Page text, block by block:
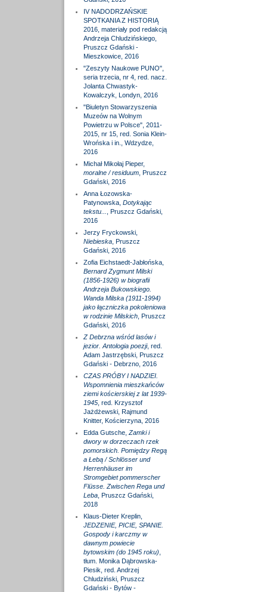
IV NADODRZAŃSKIE
SPOTKANIA Z HISTORIĄ
2016, materiały pod redakcją
Andrzeja Chludzińskiego,
Pruszcz Gdański -
Mieszkowice, 2016
"Zeszyty Naukowe PUNO",
seria trzecia, nr 4, red. nacz.
Jolanta Chwastyk-
Kowalczyk, Londyn, 2016
"Biuletyn Stowarzyszenia
Muzeów na Wolnym
Powietrzu w Polsce", 2011-
2015, nr 15, red. Sonia Klein-
Wrońska i in., Wdzydze,
2016
Michał Mikołaj Pieper,
moralne / residuum, Pruszcz
Gdański, 2016
Anna Łozowska-
Patynowska, Dotykając
tekstu...
, Pruszcz Gdański,
2016
Jerzy Fryckowski,
Niebieska, Pruszcz
Gdański, 2016
Zofia Eichstaedt-Jabłońska,
Bernard Zygmunt Milski
(1856-1926) w biografii
Andrzeja Bukowskiego.
Wanda Milska (1911-1994)
jako łączniczka pokoleniowa
w rodzinie Milskich, Pruszcz
Gdański, 2016
Z Debrzna wśród lasów i
jezior. Antologia poezji, red.
Adam Jastrzębski, Pruszcz
Gdański - Debrzno, 2016
CZAS PRÓBY I NADZIEI.
Wspomnienia mieszkańców
ziemi kościerskiej z lat 1939-
1945, red. Krzysztof
Jażdżewski, Rajmund
Knitter, Kościerzyna, 2016
Edda Gutsche, Zamki i
dwory w dorzeczach rzek
pomorskich. Pomiędzy Regą
a Łebą / Schlösser und
Herrenhäuser im
Stromgebiet pommerscher
Flüsse. Zwischen Rega und
Leba, Pruszcz Gdański,
2018
Klaus-Dieter Kreplin,
JEDZENIE, PICIE, SPANIE.
Gospody i karczmy w
dawnym powiecie
bytowskim (do 1945 roku)
tłum. Monika Dąbrowska-
Piesik, red. Andrzej
Chludziński, Pruszcz
Gdański - Bytów -